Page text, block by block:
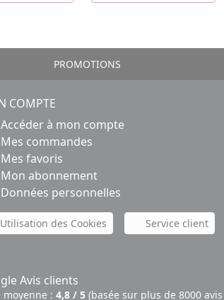
PROMOTIONS
COMPTE
Accéder à mon compte
Mes commandes
Mes favoris
Mon abonnement
Données personnelles
Utilisation des Cookies Service client
Avis clients
moyenne : 4,8 / 5 (basée sur plus de 8000